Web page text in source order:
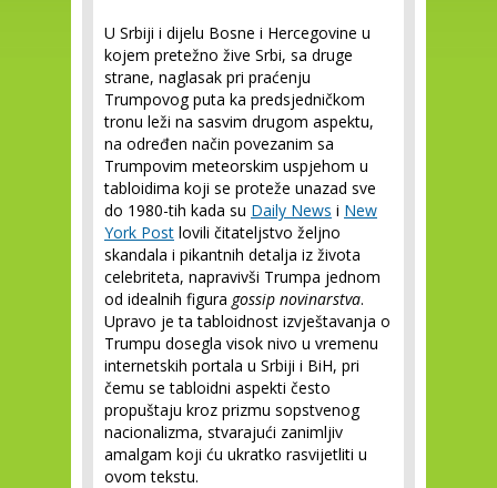
U Srbiji i dijelu Bosne i Hercegovine u
kojem pretežno žive Srbi, sa druge
strane, naglasak pri praćenju
Trumpovog puta ka predsjedničkom
tronu leži na sasvim drugom aspektu,
na određen način povezanim sa
Trumpovim meteorskim uspjehom u
tabloidima koji se proteže unazad sve
do 1980-tih kada su Daily News i New
York Post lovili čitateljstvo željno
skandala i pikantnih detalja iz života
celebriteta, napravivši Trumpa jednom
od idealnih figura gossip novinarstva.
Upravo je ta tabloidnost izvještavanja o
Trumpu dosegla visok nivo u vremenu
internetskih portala u Srbiji i BiH, pri
čemu se tabloidni aspekti često
propuštaju kroz prizmu sopstvenog
nacionalizma, stvarajući zanimljiv
amalgam koji ću ukratko rasvijetliti u
ovom tekstu.